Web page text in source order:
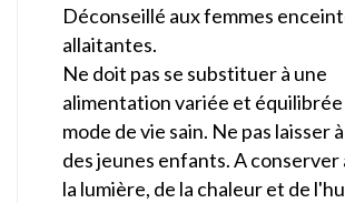
Déconseillé aux femmes
allaitantes.
Ne doit pas se substituer à une
alimentation variée et équilibrée
mode de vie sain. Ne pas laisser
des jeunes enfants. A conserver
la lumière, de la chaleur et de